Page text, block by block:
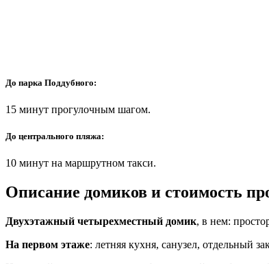
До парка Поддубного:
15 минут прогулочным шагом.
До центрального пляжа:
10 минут на маршрутном такси.
Описание домиков и стоимость
Двухэтажный четырехместный домик, в нем:
На первом этаже: летняя кухня, санузел, отдельный